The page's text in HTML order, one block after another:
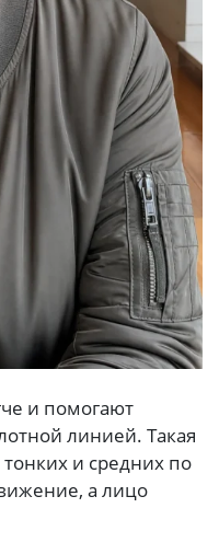
и помогают
линией. Такая
и средних по
а лицо